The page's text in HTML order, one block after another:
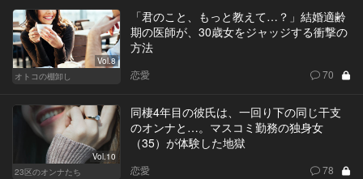
Vol.8
オトコの棚卸し
「君のこと、もっと教えて…？」結婚適齢
期の医師が、30歳女をジャッジする衝撃の
方法
恋愛 70
Vol.10
23区のオンナたち
同棲4年目の彼氏は、一回り下の同じ干支
のオンナと…。マスコミ勤務の独身女
（35）が体験した地獄
恋愛 78